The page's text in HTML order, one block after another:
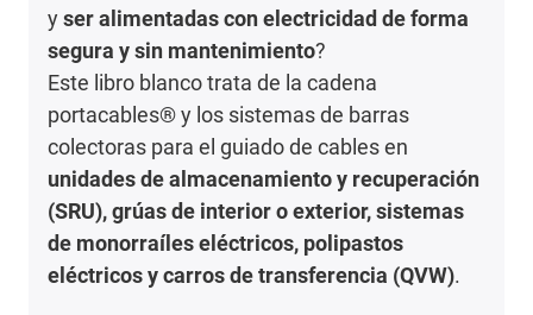
yser alimentadas con electricidad de forma
segura y sin mantenimiento?
Este libro blanco trata de la cadena
portacables® y los sistemas de barras
colectoras para el guiado de cables en
unidades de almacenamiento y recuperación
(SRU), grúas de interior o exterior, sistemas
de monorraíles eléctricos, polipastos
eléctricos y carros de transferencia (QVW).